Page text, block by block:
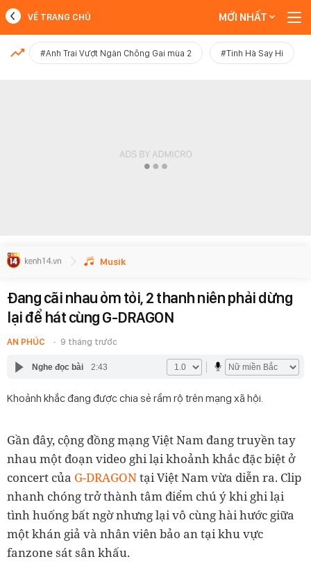
MỚI NHẤT
VỀ TRANG CHỦ MỚI NHẤT
#Anh Trai Vượt Ngàn Chông Gai mùa 2 #Tinh Hà Say Hi
Musik
Đang cãi nhau ỏm tỏi, 2 thanh niên phải dừng
lại để hát cùng G-DRAGON
AN PHÚC 9 tháng trước
Nghe đọc bài 2:43
Khoảnh khắc đang được chia sẻ rầm rộ trên mạng xã hội.
Gần đây, cộng đồng mạng Việt Nam đang truyền tay
nhau một đoạn video ghi lại khoảnh khắc đặc biệt ở
concert của G-DRAGONtại Việt Nam vừa diễn ra. Clip
nhanh chóng trở thành tâm điểm chú ý khi ghi lại
tình huống bất ngờ nhưng lại vô cùng hài hước giữa
một khán giả và nhân viên bảo an tại khu vực
fanzone sát sân khấu.